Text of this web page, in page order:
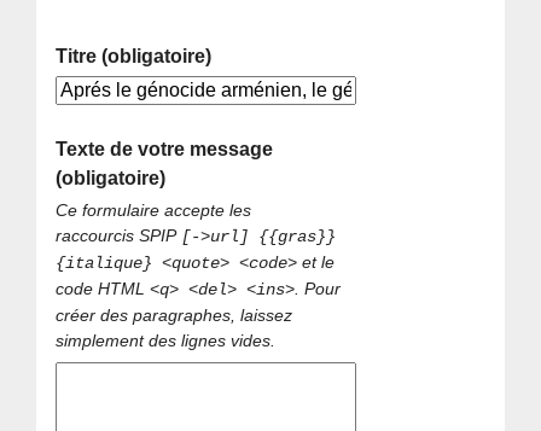
Titre (obligatoire)
Texte de votre message
(obligatoire)
Ce formulaire accepte les
raccourcis SPIP [->url] {{gras}}
{italique} <quote> <code> et le
code HTML<q> <del> <ins>. Pour
créer des paragraphes, laissez
simplement des lignes vides.